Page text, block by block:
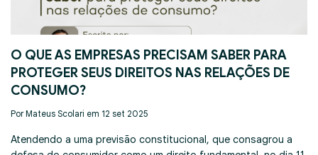
O QUE AS EMPRESAS PRECISAM SABER PARA
PROTEGER SEUS DIREITOS NAS RELAÇÕES DE
CONSUMO?
Por Mateus Scolari em 12 set 2025
Atendendo a uma previsão constitucional, que consagrou a